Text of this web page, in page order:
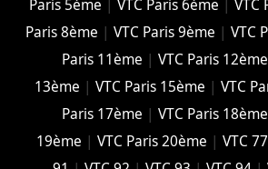
Paris 5ème |VTC Paris 6ème |VTC
Paris 8ème | VTC Paris 9ème | VTC
Paris 11ème |VTC Paris 12ème
13ème |VTC Paris 15ème |VTC
Paris 17ème |VTC Paris 18ème
19ème |VTC Paris 20ème |VTC 77